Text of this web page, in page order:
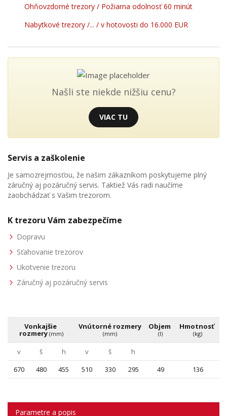
Ohňovzdorné trezory / Požiarna odolnosť 60 minút
Nabytkové trezory /... / v hotovosti do 16.000 EUR
Našli ste niekde nižšiu cenu?
VIAC TU
Servis a zaškolenie
Je samozrejmosťou, že našim zákazníkom poskytujeme plný
záručný aj pozáručný servis. Taktiež Vás radi naučíme
zaobchádzať s Vašim trezorom.
K trezoru Vám zabezpečíme
Dopravu
Sťahovanie trezorov
Ukotvenie trezoru
Záručný aj pozáručný servis
Vonkajšie
rozmery (mm) (mm) (l)
Hmotnosť
(kg)
v š h v š
h
670
480 455 510 330 295 49 136
Parametre a popis